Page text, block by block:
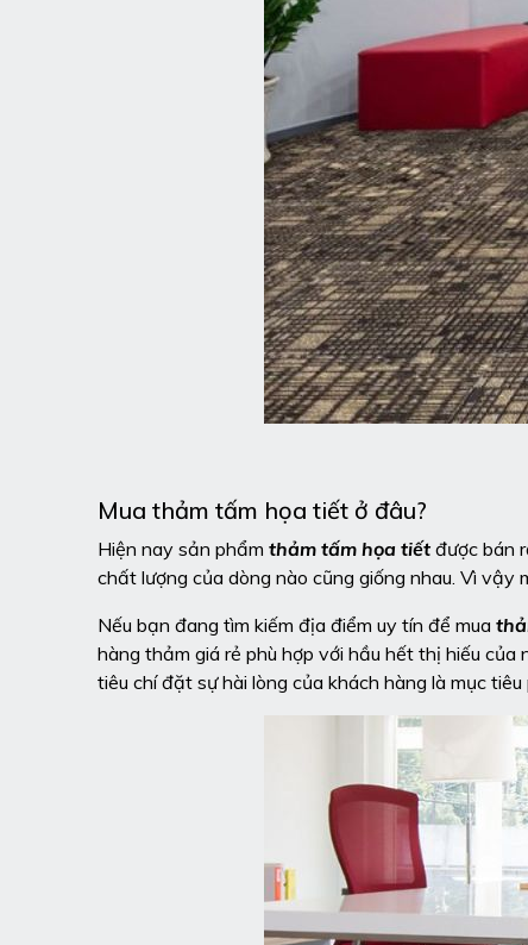
Mua thảm tấm họa tiết ở đâu?
Hiện nay sản phẩm thảm tấm họa tiết được bán
chất lượng của dòng nào cũng giống nhau. Vì vậy
Nếu bạn đang tìm kiếm địa điểm uy tín để mua
hàng thảm giá rẻ phù hợp với hầu hết thị hiếu
tiêu chí đặt sự hài lòng của khách hàng là mục